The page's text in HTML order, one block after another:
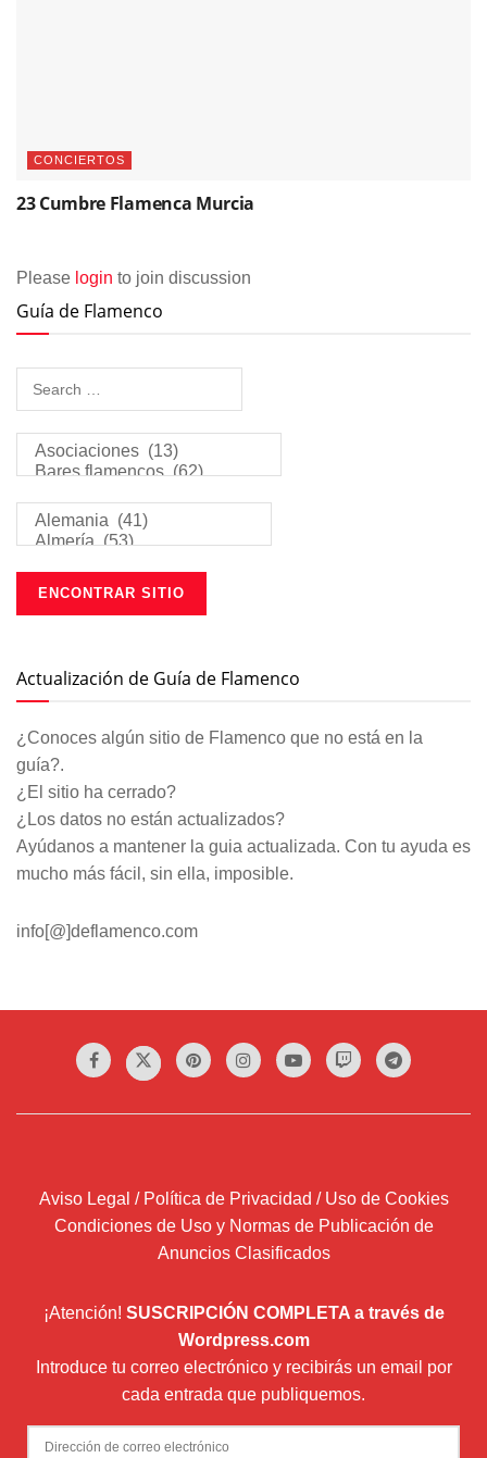
CONCIERTOS
23 Cumbre Flamenca Murcia
Please login to join discussion
Guía de Flamenco
Actualización de Guía de Flamenco
¿Conoces algún sitio de Flamenco que no está en la
guía?.
¿El sitio ha cerrado?
¿Los datos no están actualizados?
Ayúdanos a mantener la guia actualizada. Con tu ayuda es
mucho más fácil, sin ella, imposible.
info[@]deflamenco.com
Aviso Legal / Política de Privacidad / Uso de Cookies
Condiciones de Uso y Normas de Publicación de
Anuncios Clasificados
¡Atención! SUSCRIPCIÓN COMPLETA a través de
Wordpress.com
Introduce tu correo electrónico y recibirás un email por
cada entrada que publiquemos.
Dirección